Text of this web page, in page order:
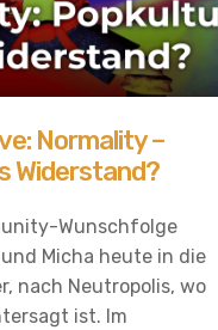
Normality –
Widerstand?
Wunschfolge
Micha heute in die
nach Neutropolis, wo
ist. Im